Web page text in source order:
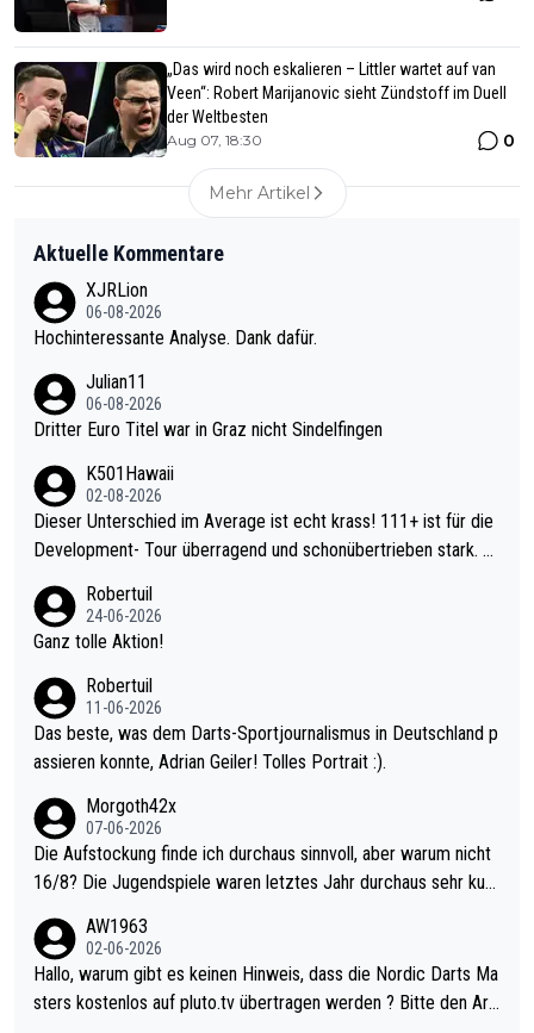
„Das wird noch eskalieren – Littler wartet auf van
Veen“: Robert Marijanovic sieht Zündstoff im Duell
der Weltbesten
Aug 07, 18:30 0
Mehr Artikel
Aktuelle Kommentare
XJRLion
06-08-2026
Hochinteressante Analyse. Dank dafür.
Julian11
06-08-2026
Dritter Euro Titel war in Graz nicht Sindelfingen
K501Hawaii
02-08-2026
Dieser Unterschied im Average ist echt krass! 111+ ist für die
Development- Tour überragend und schonübertrieben stark. U
mal 40+ erst recht. Da gewinnst keinen Blumentopf - ist ja noc
h krasser wie ein Pokalspiel eines Kreisligisten vs einem Bund
Robertuil
24-06-2026
Ganz tolle Aktion!
Robertuil
11-06-2026
Das beste, was dem Darts-Sportjournalismus in Deutschland p
assieren konnte, Adrian Geiler! Tolles Portrait :).
Morgoth42x
07-06-2026
Die Aufstockung finde ich durchaus sinnvoll, aber warum nicht
16/8? Die Jugendspiele waren letztes Jahr durchaus sehr kurz
Allerdings ist Mitchell Lawrie als Nummer 1 der Welt eh qualifi
ziert. Somit ändert die automatische Qualifikation des Weltmei
sters erstmal nichts. Ich denke sie wollen damit für nächstes J
AW1963
02-06-2026
Hallo, warum gibt es keinen Hinweis, dass die Nordic Darts Ma
sters kostenlos auf pluto.tv übertragen werden ? Bitte den Arti